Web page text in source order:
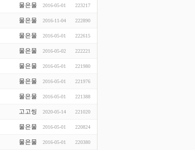
물은물 2016-05-01 223217
물은물 2016-11-04 222890
물은물 2016-05-01 222615
물은물 2016-05-02 222221
물은물 2016-05-01 221980
물은물 2016-05-01 221976
물은물 2016-05-01 221388
고고씽 2020-05-14 221020
물은물 2016-05-01 220824
물은물 2016-05-01 220380